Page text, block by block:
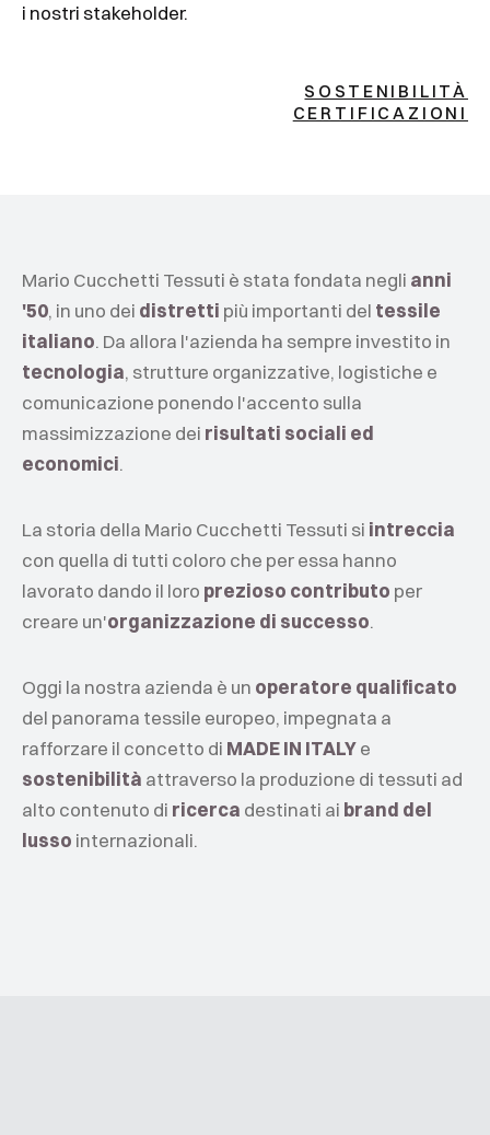
i nostri stakeholder.
SOSTENIBILITÀ
CERTIFICAZIONI
Mario Cucchetti Tessuti è stata fondata negli anni
'50, in uno dei distretti più importanti del tessile
italiano. Da allora l'azienda ha sempre investito in
tecnologia, strutture organizzative, logistiche e
comunicazione ponendo l'accento sulla
massimizzazione dei risultati sociali ed
economici.
La storia della Mario Cucchetti Tessuti si intreccia
con quella di tutti coloro che per essa hanno
lavorato dando il loro prezioso contributo per
creare un'organizzazione di successo.
Oggi la nostra azienda è un operatore qualificato
del panorama tessile europeo, impegnata a
rafforzare il concetto di MADE IN ITALYe
sostenibilità attraverso la produzione di tessuti ad
alto contenuto di ricerca destinati ai brand del
lusso internazionali.